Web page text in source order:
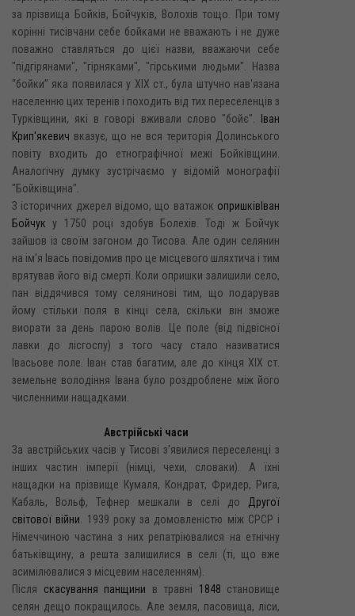
за прізвища Бойків, Бойчуків, Волохів тощо. При тому
корінні тисівчани себе бойками не вважають і не дуже
поважно ставляться до цієї назви, вважаючи себе
"підгірянами", "гірняками", "гірськими людьми". Назва
“бойки” яка появилася у XIX ст., була штучно нав'язана
населенню цих теренів і походить від тих переселенців з
Турківщини, які в говорі вживали слово "бойє".
Іван
Крип'якевич вказує, що не вся територія Долинського
повіту входить до етнографічної межі Бойківщини.
Аналогічну думку зустрічаємо у відомій монографії
"Бойківщина".
З історичних джерел відомо, що ватажок опришків Іван
Бойчук у 1750 році здобув Болехів. Тоді ж Бойчук
зайшов із своїм загоном до Тисова. Але один селянин
на ім'я Івась повідомив про це місцевого шляхтича і тим
врятував його від смерті. Коли опришки залишили село,
пан віддячився тому селянинові тим, що подарував
йому стільки поля в кінці села, скільки він зможе
виорати за день парою волів. Це поле (від підвісної
лавки до лісгоспу) з того часу стало називатися
Івасьове поле. Іван став багатим, але до кінця XIX ст.
земельне володіння Івана було роздроблене між його
численними нащадками.
Австрійські часи
За австрійських часів у Тисові з'явилися переселенці з
інших частин імперії (німці, чехи, словаки). А їхні
нащадки на прізвище Кумаля, Кондрат, Фридер, Рига,
Кабаль, Вольф, Тефнер мешкали в селі до Другої
світової війни . 1939 року за домовленістю між СРСР і
Німеччиною частина з них репатріювалися на етнічну
батьківщину, а решта залишилися в селі (ті, що вже
асимілювалися з місцевим населенням).
Після скасування панщини в травні 1848 становище
селян дещо покращилось. Але земля, пасовища, ліси,